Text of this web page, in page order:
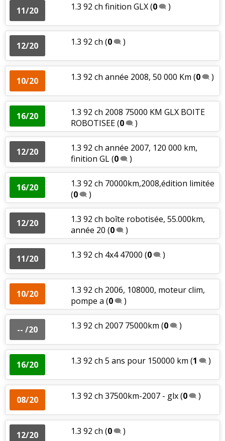
11/20 1.3 92 ch finition GLX(0 )
12/20 1.3 92 ch (0 )
10/20 1.3 92 ch année 2008, 50 000 Km (0 )
16/20
1.3 92 ch 2008 75000 KM GLX BOITE
ROBOTISEE(0 )
12/20
1.3 92 ch année 2007, 120 000 km,
finition GL(0 )
16/20
1.3 92 ch 70000km,2008,édition limitée
(0 )
12/20
1.3 92 ch boîte robotisée, 55.000km,
année 20 (0 )
11/20 1.3 92 ch 4x4 47000 (0 )
10/20
1.3 92 ch 2006, 108000, moteur clim,
pompe a (0 )
-- /20 1.3 92 ch 2007 75000km (0 )
16/20 1.3 92 ch 5 ans pour 150000 km (1 )
08/20 1.3 92 ch 37500km-2007 - glx(0 )
12/20 1.3 92 ch (0 )